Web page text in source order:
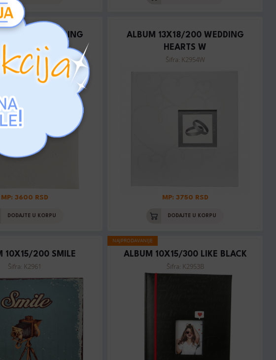
200 WEDDING
Šifra: K2928_2
MP: 3600 RSD
DODAJTE U KORPU
ALBUM 13X18/200 WEDDING
HEARTS W
Šifra: K2954W
MP: 3750 RSD
DODAJTE U KORPU
10X15/200 SMILE
Šifra: K2961
NAJPRODAVANIJE
ALBUM 10X15/300 LIKE BLACK
Šifra: K2953B